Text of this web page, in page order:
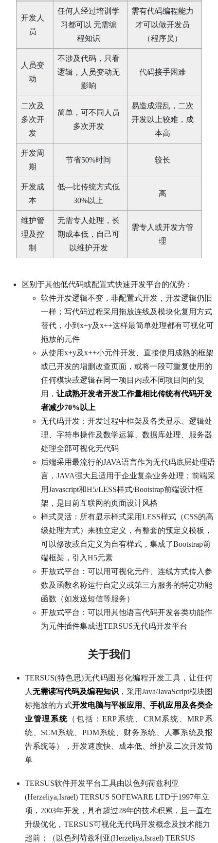
开发人
员
任何人经过培训学
习都可以 无需编
程知识
需有代码编程能力
才可以做开发员
（程序员）
人员变
动
不涉及代码，只看
逻辑，人员变动无
影响
代码接手困难
二次及
多次开
发
简单，可不同人员
多次开发
易造成混乱，二次
开发以上较难，成
本高
开发周
期
节省50%时间 较长
开发成
本
低—比传统方式低
30%以上
高
维护管
理及控
制
无需专人处理，长
期成本低，自己可
以维护开发
需专人或开发方管
理
区别于其他低代码或配置式快速开发平台的优势：
软件开发逻辑不变，非配置式开发，开发逻辑仍旧
一样；写代码过程采用拖放连线及模块化复用方式
替代，小到x+y及x++这样最简单处理都有可视化可
拖放的元件
从使用x+y及x++小元件开发、直接使用成熟的框架
或已开发的增删改查页面，或将一段可重复使用的
任何模块或逻辑在同一项目内或不同项目间的复
用，让成熟开发者开发工作量相比传统有代码开发
者减少70%以上
无代码开发：开发过程中框架及各类显示、逻辑处
理、字符串操作及数学运算、数据库处理、服务器
处理全部可视化无代码
后端采用最流行的JAVA语言作为无代码底层处理语
言，JAVA强大且适用于企业复杂业务处理；前端采
用Javascript和H5/LESS样式/Bootstrap前端设计框
架，是目前互联网的页面设计风格
样式灵活：所有显示样式采用LESS样式（CSS的高
级处理方式）来独立定义，有整套的预定义模板，
可以修改或自定义为自有样式，集成了Bootstrap前
端框架，引入H5元素
开放式平台：可以用可视化元件、连线方式传入参
数及函数名称运行自定义或第三方服务的特定功能
函数（如发送短信等服务）
开放式平台：可以用其他语言代码开发各类功能作
为元件插件集成进TERSUS无代码开发平台
关于我们
TERSUS(特色思)无代码图形化编程开发工具，让任何
人无需读写代码及编程知识 ，采用Java/JavaScript模块图
标拖放的方式开发电脑与平板应用、手机应用及各类企
业管理系统 （包括：ERP系统、CRM系统、MRP系
统、SCM系统、PDM系统、财务系统、人事系统及报
告系统等），开发速度快、成本低、维护及二次开发简
单
TERSUS软件开发平台工具由以色列荷兹利亚
(Herzeliya,Israel) TERSUS SOFEWARE LTD于1997年立
项，2003年开发，具有超过28年的技术积累，且一直在
升级优化，TERSUS可视化无代码开发概念及技术能力
超前；（以色列荷兹利亚(Herzeliya,Israel) TERSUS